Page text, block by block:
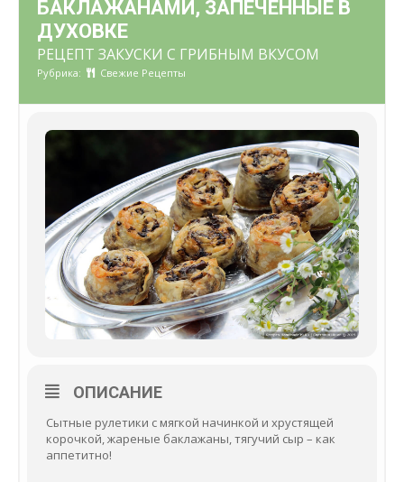
БАКЛАЖАНАМИ, ЗАПЕЧЁННЫЕ В
ДУХОВКЕ
РЕЦЕПТ ЗАКУСКИ С ГРИБНЫМ ВКУСОМ
Рубрика: Свежие Рецепты
ОПИСАНИЕ
Сытные рулетики с мягкой начинкой и хрустящей
корочкой, жареные баклажаны, тягучий сыр – как
аппетитно!